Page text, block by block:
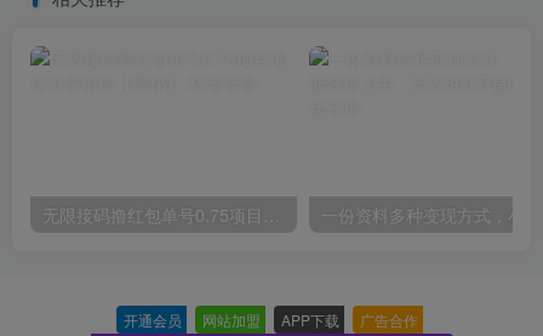
无限接码撸红包单号0.75项目无偿分享给你【揭秘】
开通会员 网站加盟 APP下载 广告合作